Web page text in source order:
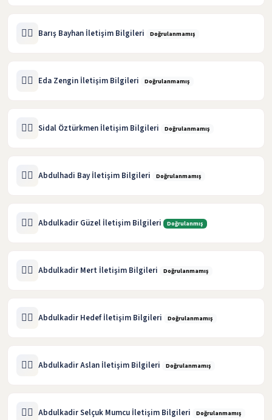
🧑‍⚖️ Barış Bayhan İletişim Bilgileri Doğrulanmamış
🧑‍⚖️ Eda Zengin İletişim Bilgileri Doğrulanmamış
🧑‍⚖️ Sidal Öztürkmen İletişim Bilgileri Doğrulanmamış
🧑‍⚖️ Abdulhadi Bay İletişim Bilgileri Doğrulanmamış
🧑‍⚖️ Abdulkadir Güzel İletişim Bilgileri Doğrulanmış
🧑‍⚖️ Abdulkadir Mert İletişim Bilgileri Doğrulanmamış
🧑‍⚖️ Abdulkadir Hedef İletişim Bilgileri Doğrulanmamış
🧑‍⚖️ Abdulkadir Aslan İletişim Bilgileri Doğrulanmamış
🧑‍⚖️ Abdulkadir Selçuk Mumcu İletişim Bilgileri Doğrulanmamış